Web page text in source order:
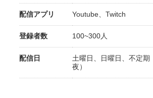
配信アプリ Youtube、Twitch
登録者数 100~300人
配信日
土曜日、日曜日、不定期
夜）